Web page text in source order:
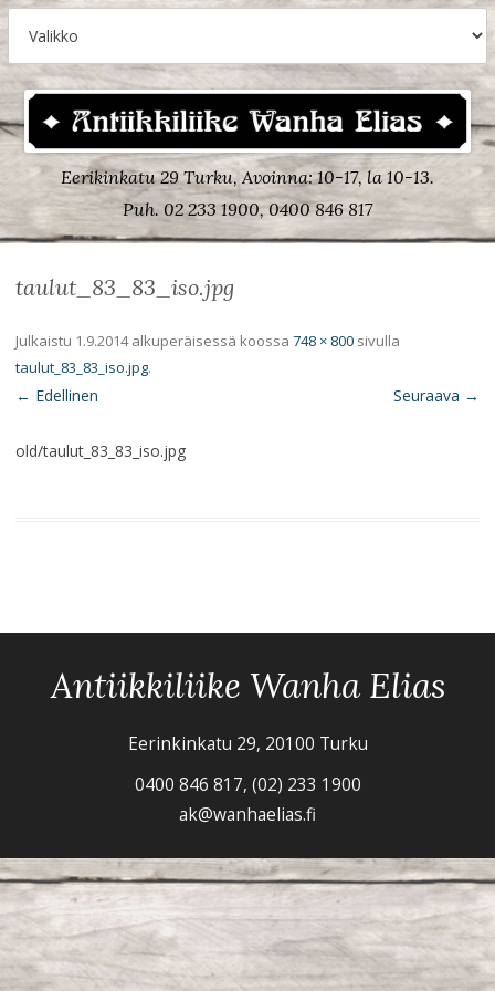
Eerikinkatu 29 Turku, Avoinna: 10-17, la 10-13.
Puh. 02 233 1900, 0400 846 817
taulut_83_83_iso.jpg
Julkaistu 1.9.2014alkuperäisessä koossa 748 × 800 sivulla
taulut_83_83_iso.jpg.
← Edellinen Seuraava →
old/taulut_83_83_iso.jpg
Antiikkiliike Wanha Elias
Eerinkinkatu 29, 20100 Turku
0400 846 817, (02) 233 1900
ak@wanhaelias.fi